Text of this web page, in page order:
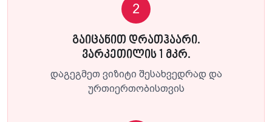
2
გაიცანით დრათჰაარი.
ვარკეთილის 1 მკრ.
დაგეგმეთ ვიზიტი შესახვედრად და
ურთიერთობისთვის